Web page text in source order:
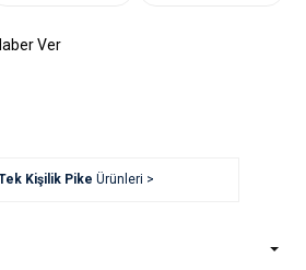
Ver
Kişilik Pike Ürünleri >